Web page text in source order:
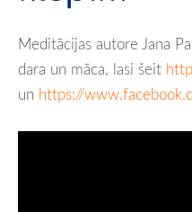
Meditācijas autore Jana
dara un māca, lasi šeit
un https://